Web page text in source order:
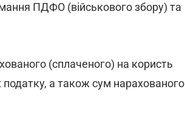
ПДФО (військового збору) та
(сплаченого) на користь
податку, а також сум нарахованого